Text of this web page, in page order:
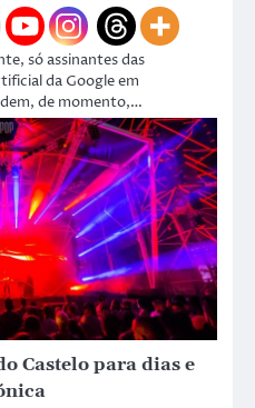
só assinantes das
da Google em
de momento,…
Castelo para dias e